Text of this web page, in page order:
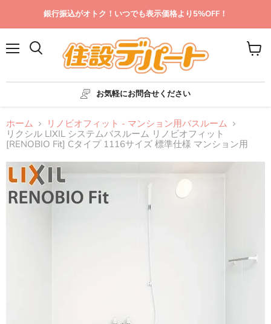
銀行振込がオトク！いつでも表示価格より5%OFF！
お気軽にお問合せください
カ
ト
ホーム
リノビオフィット - マンション用バスルーム
リクシル LIXIL システムバスルーム リノビオフィット
[RENOBIO Fit] Cタイプ 1116サイズ 標準仕様 マンション用